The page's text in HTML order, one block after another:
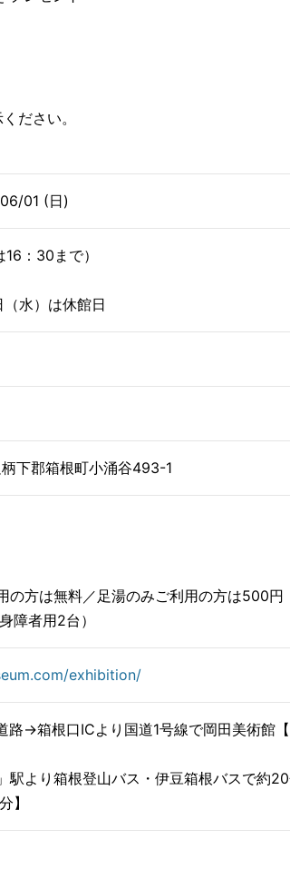
ださい。
01 (日)
：30まで）
水）は休館日
下郡箱根町小涌谷493-1
の方は無料／足湯のみご利用の方は500円
障者用2台）
exhibition/
→箱根口ICより国道1号線で岡田美術館
駅より箱根登山バス・伊豆箱根バスで約
】